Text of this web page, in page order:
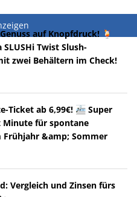
auf Knopfdruck! 🍹
SLUSHi Twist Slush-
zwei Behältern im Check!
Ticket ab 6,99€! 🚈 Super
Minute für spontane
Frühjahr &amp; Sommer
Vergleich und Zinsen fürs